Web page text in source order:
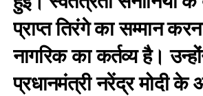
प्राप्त तिरंगे का सम्मान
नागरिक का कर्तव्य है।
प्रधानमंत्री नरेंद्र मोदी के